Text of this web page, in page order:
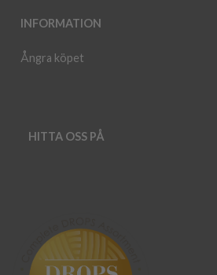
INFORMATION
Ångra köpet
HITTA OSS PÅ